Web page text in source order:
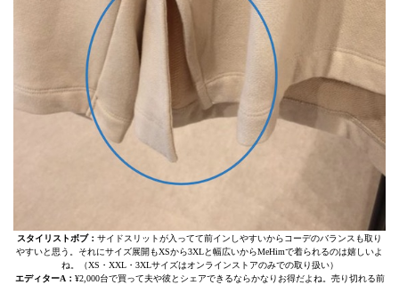
スタイリストボブ： サイドスリットが入ってて前インしやすいからコーデのバランスも取り
やすいと思う。それにサイズ展開もXSから3XLと幅広いからMeHimで着られるのは嬉しいよ
ね。（XS・XXL・3XLサイズはオンラインストアのみでの取り扱い）
エディターA： ¥2,000台で買って夫や彼とシェアできるならかなりお得だよね。売り切れる前